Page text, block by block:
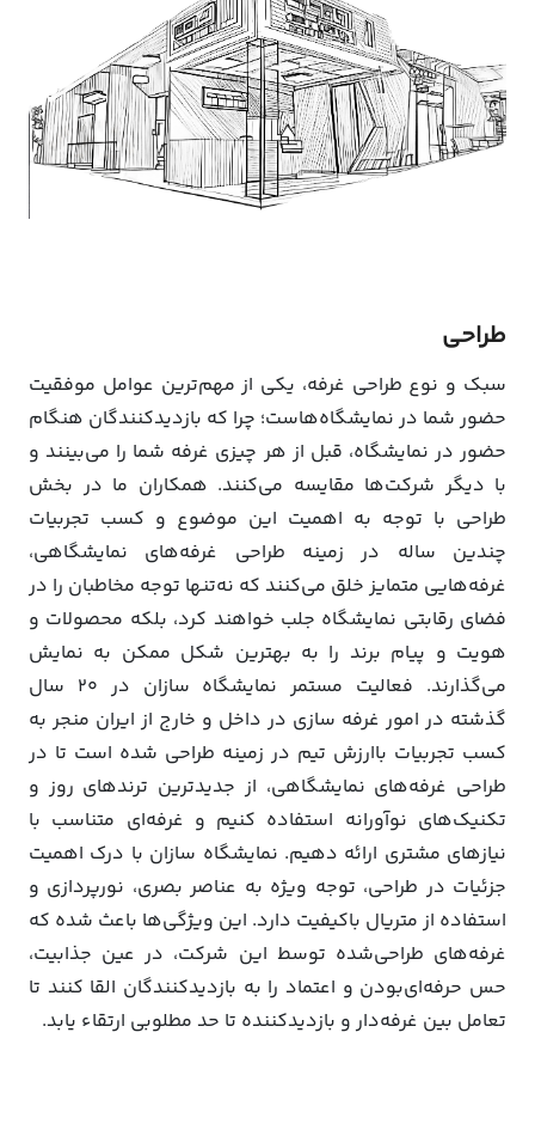
طراحی
سبک و نوع طراحی غرفه، یکی از مهم‌ترین عوامل موفقیت
حضور شما در نمایشگاه‌هاست؛ چرا که بازدیدکنندگان هنگام
حضور در نمایشگاه، قبل از هر چیزی غرفه شما را می‌بینند و
با دیگر شرکت‌ها مقایسه می‌کنند. همکاران ما در بخش
طراحی با توجه به اهمیت این موضوع و کسب تجربیات
چندین ساله در زمینه طراحی غرفه‌های نمایشگاهی،
غرفه‌هایی متمایز خلق می‌کنند که نه‌تنها توجه مخاطبان را در
فضای رقابتی نمایشگاه جلب خواهند کرد، بلکه محصولات و
هویت و پیام برند را به بهترین شکل ممکن به نمایش
می‌گذارند. فعالیت مستمر نمایشگاه سازان در 20 سال
گذشته در امور غرفه سازی در داخل و خارج از ایران منجر به
کسب تجربیات باارزش تیم در زمینه طراحی شده است تا در
طراحی غرفه‌های نمایشگاهی، از جدیدترین ترندهای روز و
تکنیک‌های نوآورانه استفاده کنیم و غرفه‌ای متناسب با
نیازهای مشتری ارائه دهیم. نمایشگاه سازان با درک اهمیت
جزئیات در طراحی، توجه ویژه به عناصر بصری، نورپردازی و
استفاده از متریال باکیفیت دارد. این ویژگی‌ها باعث شده که
غرفه‌های طراحی‌شده توسط این شرکت، در عین جذابیت،
حس حرفه‌ای‌بودن و اعتماد را به بازدیدکنندگان القا کنند تا
تعامل بین غرفه‌دار و بازدیدکننده تا حد مطلوبی ارتقاء یابد.